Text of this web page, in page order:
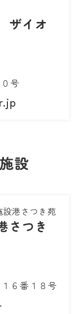
ザイオ
号
設
港さつき苑
さつき
６番１８号